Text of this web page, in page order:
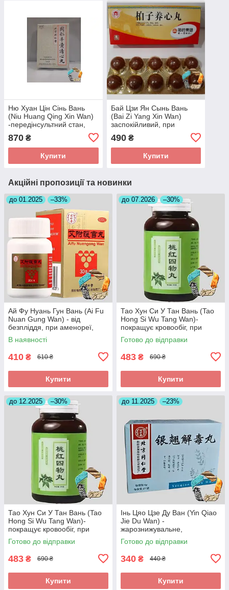
Ню Хуан Цін Сінь Вань
(Niu Huang Qing Xin Wan)
-передінсультний стан,
інсульт, судоми, епілепсія
870 ₴
Купити
Бай Цзи Ян Сынь Вань
(Bai Zi Yang Xin Wan)
заспокійливий, при
страхах
490₴
Купити
Акційні пропозиції та новинки
до 01.2025 –33%
Ай Фу Нуань Гун Вань (Ai Fu
Nuan Gung Wan) - від
безпліддя, при аменореї,
загрозі викидня
В наявності
410 ₴ 610 ₴
Купити
до 07.2026 –30%
Тао Хун Си У Тан Вань (Tao
Hong Si Wu Tang Wan)-
покращує кровообіг, при
інсульті, головних болях
Готово до відправки
483 ₴ 690 ₴
Купити
до 12.2025 –30%
Тао Хун Си У Тан Вань (Tao
Hong Si Wu Tang Wan)-
покращує кровообіг, при
інсульті, головних болях
Готово до відправки
483 ₴ 690 ₴
Купити
до 11.2025 –23%
Інь Цяо Цзе Ду Ван (Yin Qiao
Jie Du Wan) -
жарознижувальне,
протизапальне,антиалергічне
Готово до відправки
340 ₴ 440 ₴
Купити